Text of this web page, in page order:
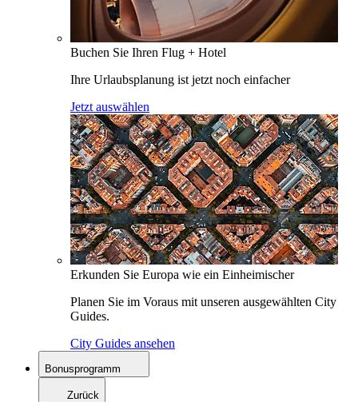
Buchen Sie Ihren Flug + Hotel
Ihre Urlaubsplanung ist jetzt noch einfacher
Jetzt auswählen
Erkunden Sie Europa wie ein Einheimischer
Planen Sie im Voraus mit unseren ausgewählten City
Guides.
City Guides ansehen
Bonusprogramm
Zurück